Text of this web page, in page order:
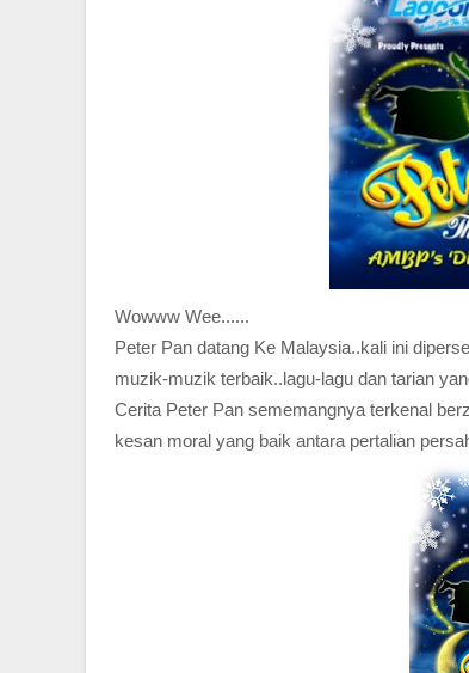
Wowww Wee......
Peter Pan datang Ke Malaysia..kali ini
muzik-muzik terbaik..lagu-lagu dan tarian
Cerita Peter Pan sememangnya terkenal
kesan moral yang baik antara pertalian